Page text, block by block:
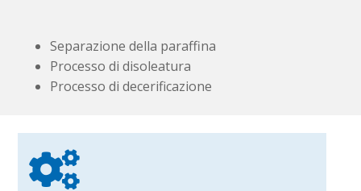
Separazione della paraffina
Processo di disoleatura
Processo di decerificazione